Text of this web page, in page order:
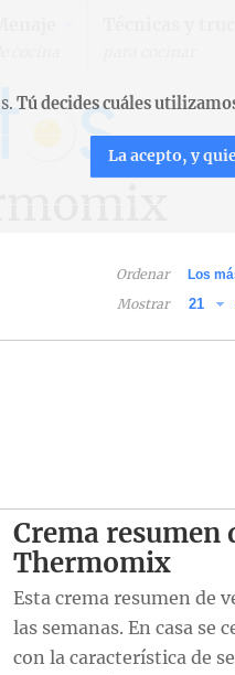
Ordenar
Mostrar
Crema resumen
Thermomix
Esta crema resumen de
las semanas. En casa se
con la característica de
Tú decides cuáles
La acepto, y